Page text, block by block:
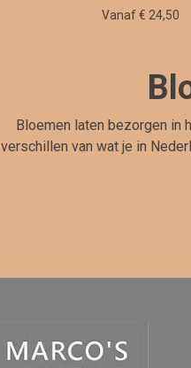
Vanaf € 24,50
Bloemen laten bezorgen in
verschillen van wat je in